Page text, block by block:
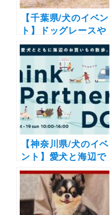
【千葉県/犬のイベン
ト】ドッグレースや
マルシェも！
「GOGO DOG FES
in 三井アウトレット
パーク 木更津」5/17
～5/18（アンバサダ
ー応募は4/6まで）
【神奈川県/犬のイベ
ント】愛犬と海辺で
お買い物と散歩を満
喫「MARINE &
WALK YOKOHAMA
ドッグマルシェ」